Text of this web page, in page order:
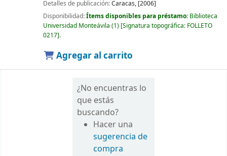
Detalles de publicación:Caracas, [2006]
Disponibilidad:Ítems disponibles para préstamo: Biblioteca
Universidad Monteávila (1) Signatura topográfica: FOLLETO
0217 .
Agregar al carrito
¿No encuentras lo
que estás
buscando?
Hacer una
sugerencia de
compra